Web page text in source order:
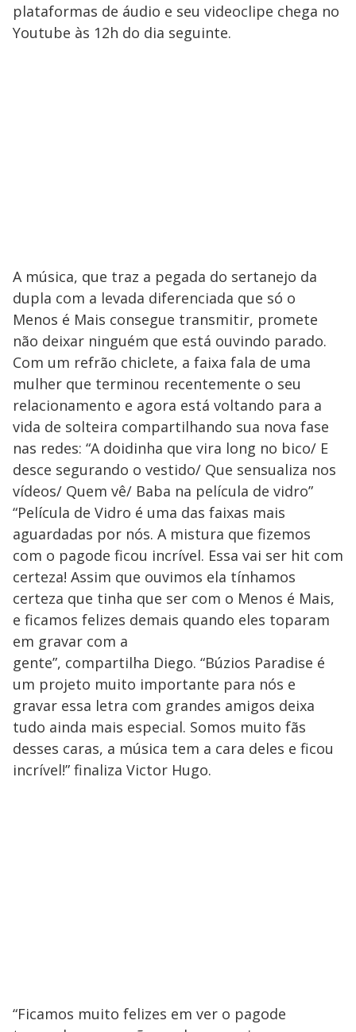
plataformas de áudio e seu videoclipe chega no
Youtube às 12h do dia seguinte.
A música, que traz a pegada do sertanejo da
dupla com a levada diferenciada que só o
Menos é Mais consegue transmitir, promete
não deixar ninguém que está ouvindo parado.
Com um refrão chiclete, a faixa fala de uma
mulher que terminou recentemente o seu
relacionamento e agora está voltando para a
vida de solteira compartilhando sua nova fase
nas redes: “A doidinha que vira long no bico/ E
desce segurando o vestido/ Que sensualiza nos
vídeos/ Quem vê/ Baba na película de vidro”
“Película de Vidro é uma das faixas mais
aguardadas por nós. A mistura que fizemos
com o pagode ficou incrível. Essa vai ser hit com
certeza! Assim que ouvimos ela tínhamos
certeza que tinha que ser com o Menos é Mais,
e ficamos felizes demais quando eles toparam
em gravar com a
gente”, compartilha Diego. “Búzios Paradise é
um projeto muito importante para nós e
gravar essa letra com grandes amigos deixa
tudo ainda mais especial. Somos muito fãs
desses caras, a música tem a cara deles e ficou
incrível!” finaliza Victor Hugo.
“Ficamos muito felizes em ver o pagode